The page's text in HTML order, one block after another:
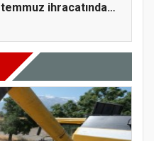
temmuz ihracatında